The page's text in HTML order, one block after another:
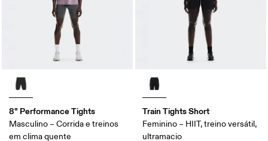
8" Performance Tights
Masculino – Corrida e treinos
em clima quente
Train Tights Short
Feminino – HIIT, treino versátil,
ultramacio